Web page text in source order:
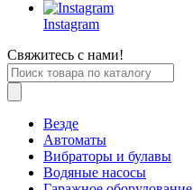
Instagram
Свяжитесь с нами!
Везде
Автоматы
Вибраторы и булавы
Водяные насосы